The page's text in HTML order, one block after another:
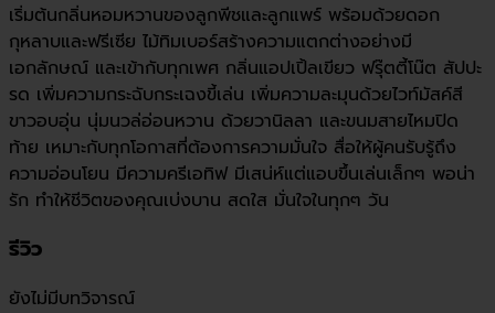
เริ่มต้นกลิ่นหอมหวานของลูกพีชและลูกแพร์ พร้อมด้วยดอก
กุหลาบและฟรีเซีย ไม้ทิมเบอร์สร้างความแตกต่างอย่างมี
เอกลักษณ์ และเข้ากับทุกเพศ กลิ่นแอปเปิ้ลเขียว ฟรุ๊ตตี้โน๊ต สัปปะ
รด เพิ่มความกระฉับกระเฉงขี้เล่น เพิ่มความละมุนด้วยไวท์มัสค์สี
ขาวอบอุ่น นุ่มนวล่อ่อนหวาน ด้วยวานิลลา และขนมสายไหมปิด
ท้าย เหมาะกับทุกโอกาสที่ต้องการความมั่นใจ สื่อให้ผู้คนรับรู้ถึง
ความอ่อนโยน มีความครีเอทิฟ มีเสน่ห์แต่แอบขึ้นเล่นเล็กๆ พอน่า
รัก ทำให้ชีวิตของคุณเบ่งบาน สดใส มั่นใจในทุกๆ วัน
รีวิว
ยังไม่มีบทวิจารณ์